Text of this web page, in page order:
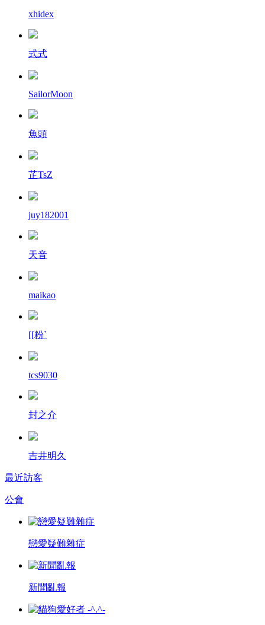
xhidex
式式
SailorMoon
魚頭
芷TsZ
juy182001
天音
maikao
[[粉`
tcs9030
封之介
吉井明久
最近訪客
公會
戀愛疑難雜症
新聞亂報